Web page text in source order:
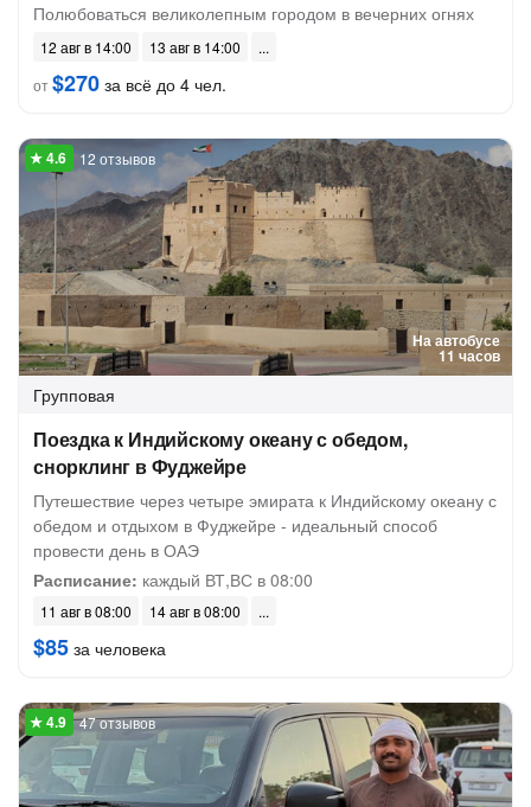
Полюбоваться великолепным городом в вечерних огнях
12 авг в 14:00
13 авг в 14:00
от$270 за всё до 4 чел.
На автобусе
11 часов
12 отзывов
Групповая
Поездка к Индийскому океану с обедом,
снорклинг в Фуджейре
Путешествие через четыре эмирата к Индийскому океану с
обедом и отдыхом в Фуджейре - идеальный способ
провести день в ОАЭ
Расписание: каждый ВТ,ВС в 08:00
11 авг в 08:00 14 авг в 08:00
$85 за человека
47 отзывов